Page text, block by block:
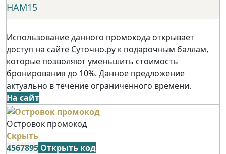
НАМ15
Использование данного промокода открывает
доступ на сайте Суточно.ру к подарочным баллам,
которые позволяют уменьшить стоимость
бронирования до 10%. Данное предложение
актуально в течение ограниченного времени.
На сайт
Островок промокод
Скрыть
4567895 Открыть код